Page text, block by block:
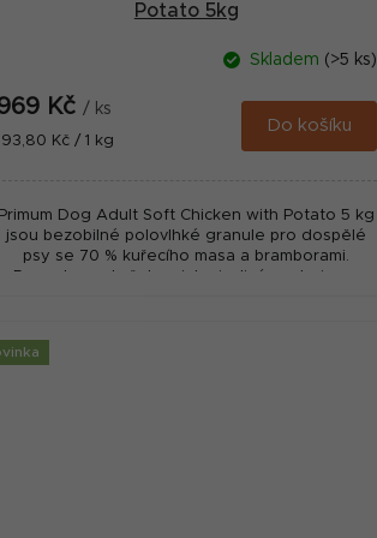
Potato 5kg
Skladem (>5 ks)
Kč / ks
Kč / 1 kg
Do košíku
Dog Adult Soft Chicken with Potato 5 kg
jsou bezobilné polovlhké granule pro dospělé
psy se 70 % kuřecího masa a bramborami.
Receptura s kuřetem jako jediným zdrojem...